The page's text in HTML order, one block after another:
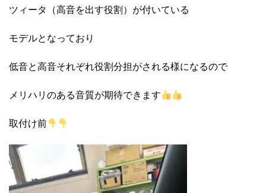
ツィータ（高音を出す役割）が付いている
モデルとなっており
低音と高音それぞれ役割分担がされる様になるので
メリハリのある音質が期待できます
取付け前